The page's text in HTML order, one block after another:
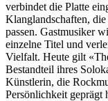
verbindet die Platte
Klanglandschaften,
passen. Gastmusiker
einzelne Titel und
Vielfalt. Heute gilt
Bestandteil ihres
Künstlerin, die
Persönlichkeit geprägt